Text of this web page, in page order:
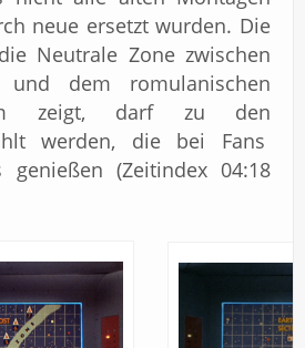
neue ersetzt wurden. Die
Neutrale Zone zwischen
und dem romulanischen
zeigt, darf zu den
werden, die bei Fans
genießen (Zeitindex 04:18